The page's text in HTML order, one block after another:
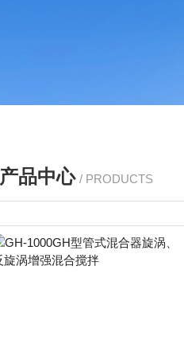
产品中心 / PRODUCTS